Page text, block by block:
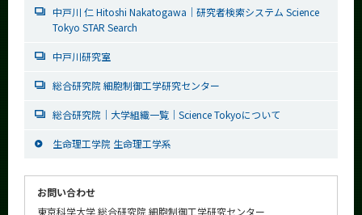
中戸川 仁 Hitoshi Nakatogawa｜研究者検索システム Science
Tokyo STAR Search
中戸川研究室
総合研究院 細胞制御工学研究センター
総合研究院｜大学組織一覧｜Science Tokyoについて
生命理工学院 生命理工学系
お問い合わせ
東京科学大学 総合研究院 細胞制御工学研究センター